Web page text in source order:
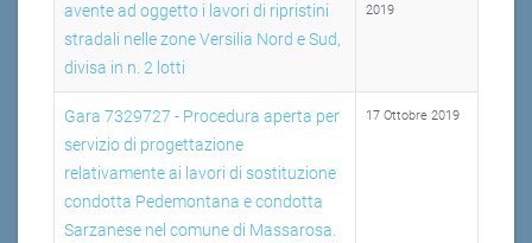
avente ad oggetto i lavori di ripristini
stradali nelle zone Versilia Nord e Sud,
divisa in n. 2 lotti
2019
Gara 7329727 - Procedura aperta per
servizio di progettazione
relativamente ai lavori di sostituzione
condotta Pedemontana e condotta
Sarzanese nel comune di Massarosa.
17 Ottobre 2019